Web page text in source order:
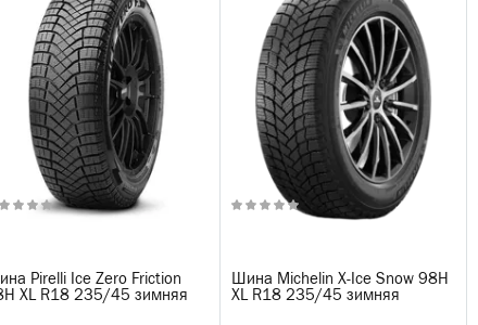
Pirelli Ice Zero Friction
XL R18 235/45 зимняя
Шина Michelin X-Ice Snow 98H
XL R18 235/45 зимняя